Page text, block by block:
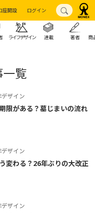
座開設 ログイン
ライフデザイン 連載 著者 商
一覧
ザイン
限がある？墓じまいの流れ
ザイン
変わる？26年ぶりの大改正
ザイン